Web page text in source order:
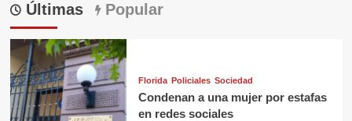
Últimas Popular
Florida Policiales Sociedad
Condenan a una mujer por estafas
en redes sociales